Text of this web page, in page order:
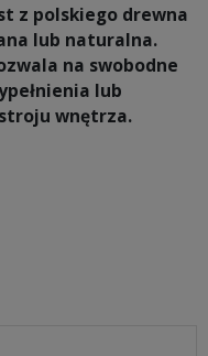
z polskiego drewna
lub naturalna.
na swobodne
lub
wnętrza.